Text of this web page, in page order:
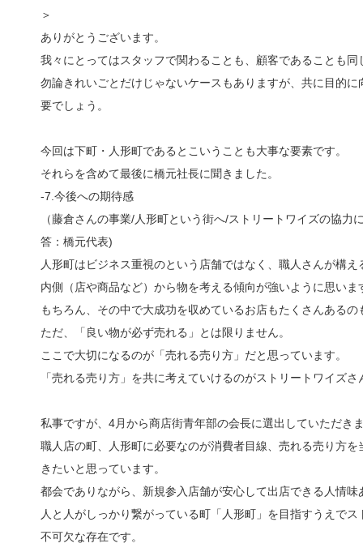
＞
ありがとうございます。
我々にとってはスタッフで関わることも、顧客であることも同
勿論きれいごとだけじゃないケースもありますが、共に目的
要でしょう。
今回は下町・人形町であるとこいうことも大事な要素です。
それらを含めて最後に橋元社長に聞きました。
-7.今後への期待感
（藤倉さんの事業/人形町という街へ/ストリートワイズの協
答：橋元代表)
人形町はビジネス重視のという店舗ではなく、職人さんが構
内側（店や商品など）から物を考える傾向が強いように思いま
もちろん、その中で大成功を収めているお店もたくさんあるの
ただ、「良い物が必ず売れる」とは限りません。
ここで大切になるのが「売れる売り方」だと思っています。
「売れる売り方」を共に考えていけるのがストリートワイズさ
私事ですが、4月から商店街青年部の会長に選出していただき
職人店の町、人形町に必要なのが消費者目線、売れる売り方
きたいと思っています。
都会でありながら、新規参入店舗が安心して出店できる人情味
人と人がしっかり繋がっている町「人形町」を目指すうえで
不可欠な存在です。